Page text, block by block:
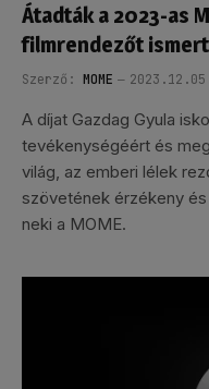
Átadták a 2023-as
filmrendezőt
Szerző: MOME
A díjat Gazdag Gyula
tevékenységéért és
világ, az emberi lélek
szövetének érzékeny
neki a MOME.